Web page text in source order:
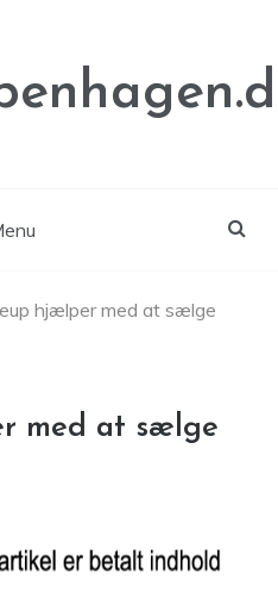
hjælper med at sælge
med at sælge